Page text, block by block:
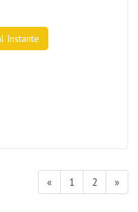
Instante
« 1 2 »